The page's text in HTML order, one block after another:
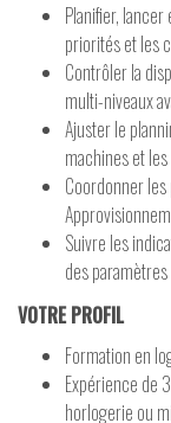
Planifier,
priorités et les
Contrôler la
multi-niveaux
Ajuster le
machines et
Coordonner
Suivre les
des
VOTRE PROFIL
Formation en
Expérience de
horlogerie ou